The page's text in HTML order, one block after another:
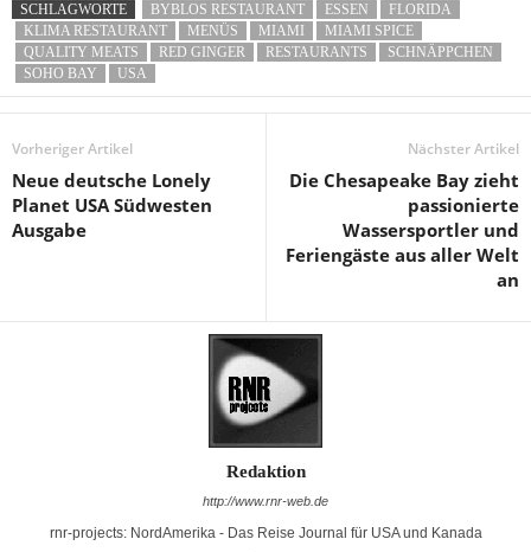
SCHLAGWORTE
BYBLOS RESTAURANT ESSEN
FLORIDA
KLIMA RESTAURANT
MENÜS MIAMI
MIAMI SPICE
QUALITY MEATS
RED GINGER RESTAURANTS
SCHNÄPPCHEN
SOHO BAY
USA
Vorheriger Artikel
Neue deutsche Lonely
Planet USA Südwesten
Ausgabe
Nächster Artikel
Die Chesapeake Bay zieht
passionierte
Wassersportler und
Feriengäste aus aller Welt
an
Redaktion
http://www.rnr-web.de
rnr-projects: NordAmerika - Das Reise Journal für USA und Kanada